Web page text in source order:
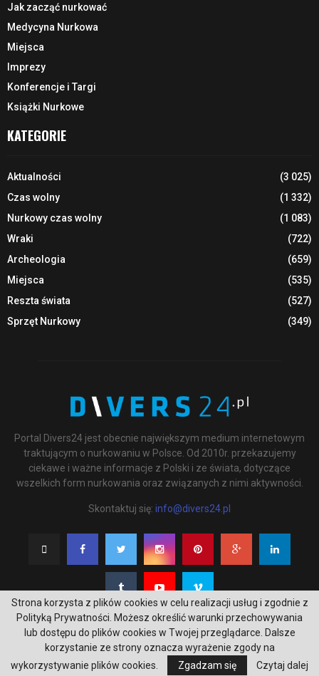
Jak zacząć nurkować
Medycyna Nurkowa
Miejsca
Imprezy
Konferencje i Targi
Książki Nurkowe
KATEGORIE
Aktualności
(3 025)
Czas wolny
(1 332)
Nurkowy czas wolny
(1 083)
Wraki
(722)
Archeologia
(659)
Miejsca
(535)
Reszta świata
(527)
Sprzęt Nurkowy
(349)
Portal Divers24 jest obecnie największym medium internetowym
traktującym o nurkowaniu w Polsce. Od 2010r. przekazujemy
ciekawe i ważne informacje z Polski i ze świata, dotyczące
wszelkich form nurkowania oraz związanych z nimi aktywności.
Skontaktuj się: info@divers24.pl
@2020 - underwatermedia.pl. All Right Reserved. Designed and Developed by
Tworzenie stron internetowych Gdańsk
Strona korzysta z plików cookies w celu realizacji usług i zgodnie z
Polityką Prywatności. Możesz określić warunki przechowywania
lub dostępu do plików cookies w Twojej przeglądarce. Dalsze
korzystanie ze strony oznacza wyrażenie zgody na
wykorzystywanie plików cookies.
Zgadzam się Czytaj dalej